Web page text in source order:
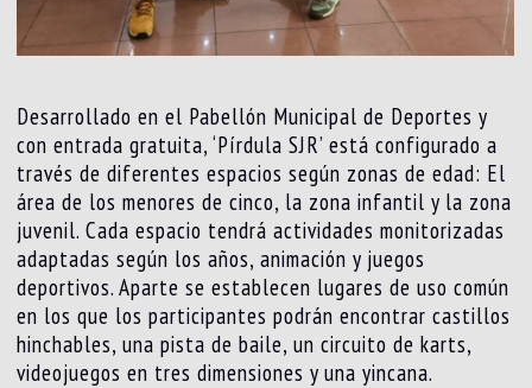
Desarrollado en el Pabellón Municipal de Deportes y
con entrada gratuita, ‘Pírdula SJR’ está configurado a
través de diferentes espacios según zonas de edad: El
área de los menores de cinco, la zona infantil y la zona
juvenil. Cada espacio tendrá actividades monitorizadas
adaptadas según los años, animación y juegos
deportivos. Aparte se establecen lugares de uso común
en los que los participantes podrán encontrar castillos
hinchables, una pista de baile, un circuito de karts,
videojuegos en tres dimensiones y una yincana.